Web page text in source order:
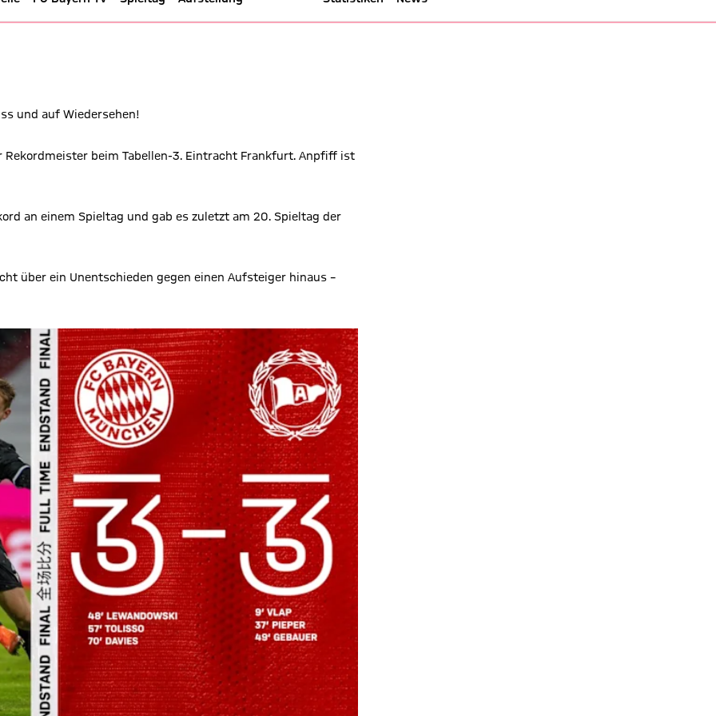
und auf Wiedersehen!
Rekordmeister beim Tabellen-3. Eintracht Frankfurt. Anpfiff ist
an einem Spieltag und gab es zuletzt am 20. Spieltag der
über ein Unentschieden gegen einen Aufsteiger hinaus –